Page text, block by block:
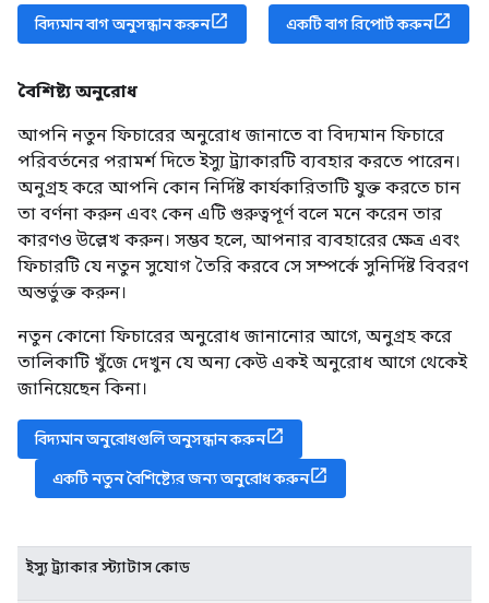
বিদ্যমান বাগ অনুসন্ধান করুন একটি বাগ রিপোর্ট করুন
বৈশিষ্ট্য অনুরোধ
আপনি নতুন ফিচারের অনুরোধ জানাতে বা বিদ্যমান ফিচারে
পরিবর্তনের পরামর্শ দিতে ইস্যু ট্র্যাকারটি ব্যবহার করতে পারেন।
অনুগ্রহ করে আপনি কোন নির্দিষ্ট কার্যকারিতাটি যুক্ত করতে চান
তা বর্ণনা করুন এবং কেন এটি গুরুত্বপূর্ণ বলে মনে করেন তার
কারণও উল্লেখ করুন। সম্ভব হলে, আপনার ব্যবহারের ক্ষেত্র এবং
ফিচারটি যে নতুন সুযোগ তৈরি করবে সে সম্পর্কে সুনির্দিষ্ট বিবরণ
অন্তর্ভুক্ত করুন।
নতুন কোনো ফিচারের অনুরোধ জানানোর আগে, অনুগ্রহ করে
তালিকাটি খুঁজে দেখুন যে অন্য কেউ একই অনুরোধ আগে থেকেই
জানিয়েছেন কিনা।
বিদ্যমান অনুরোধগুলি অনুসন্ধান করুন
একটি নতুন বৈশিষ্ট্যের জন্য অনুরোধ করুন
ইস্যু ট্র্যাকার স্ট্যাটাস কোড